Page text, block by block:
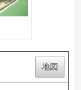
地図